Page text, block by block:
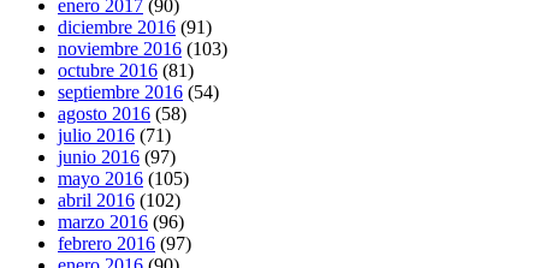
enero 2017 (90)
diciembre 2016 (91)
noviembre 2016 (103)
octubre 2016 (81)
septiembre 2016 (54)
agosto 2016 (58)
julio 2016 (71)
junio 2016 (97)
mayo 2016 (105)
abril 2016 (102)
marzo 2016 (96)
febrero 2016 (97)